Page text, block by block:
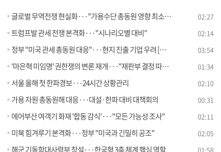
글로벌 무역전쟁 현실화···"가용수단 총동원 영향 최소화" 02:27
트럼프발 관세 전쟁 본격화···"시나리오별 대비" 02:14
정부 "미국 관세 총동원 대응"···현지 진출 기업 우려 [뉴스의맥] 03:54
'마은혁 미임명' 권한쟁의 변론 재개···"재판부 결정 따라야" 01:34
서울 올해 첫 한파경보···24시간 상황관리 02:10
가용 자원 총동원해 대응···대설·한파 대비 대책회의 00:31
에어부산 여객기 화재 '합동 감식'···"모든 가능성 조사" 02:11
미북 힘겨루기 본격화···정부 "미국과 긴밀히 공조" 02:05
해군 기동함대사령부 창설···한국형 3축 체계 핵심 역할 01:58